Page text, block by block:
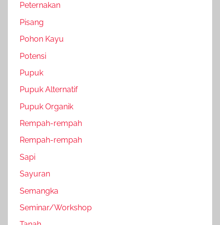
Peternakan
Pisang
Pohon Kayu
Potensi
Pupuk
Pupuk Alternatif
Pupuk Organik
Rempah-rempah
Rempah-rempah
Sapi
Sayuran
Semangka
Seminar/Workshop